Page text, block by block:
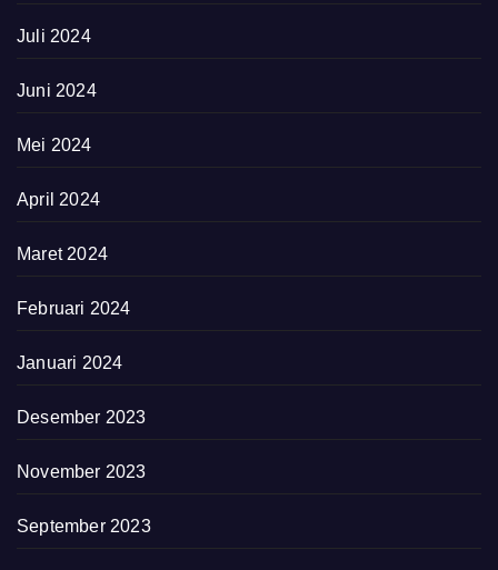
Juli 2024
Juni 2024
Mei 2024
April 2024
Maret 2024
Februari 2024
Januari 2024
Desember 2023
November 2023
September 2023